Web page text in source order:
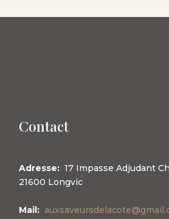
Contact
Adresse:17 Impasse Adjudant
21600 Longvic
Mail: